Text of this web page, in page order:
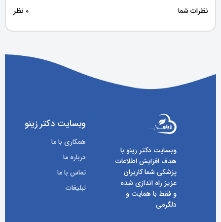
نظرات شما 0 نظر
وبسایت دکتر زینو با
هدف افزایش اطلاعات
پزشکی شما کاربران
عزیز راه اندازی شده
و فقط با همایت و
دلگرمی
وبسایت دکتر زینو
همکاری با ما
درباره ما
تماس با ما
تبلیغات